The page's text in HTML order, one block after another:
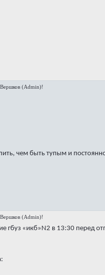
(Admin)!
чем быть тупым и
(Admin)!
гбуз «икб»N2 в 13:30 перед